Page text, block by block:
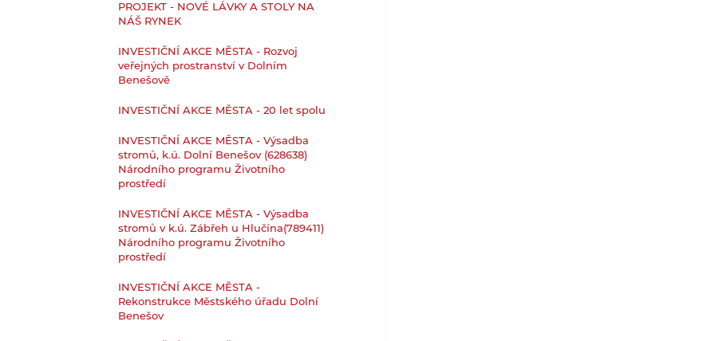
PROJEKT - NOVÉ LÁVKY A STOLY NA
NÁŠ RYNEK
INVESTIČNÍ AKCE MĚSTA - Rozvoj
veřejných prostranství v Dolním
Benešově
INVESTIČNÍ AKCE MĚSTA - 20 let spolu
INVESTIČNÍ AKCE MĚSTA - Výsadba
stromů, k.ú. Dolní Benešov (628638)
Národního programu Životního
prostředí
INVESTIČNÍ AKCE MĚSTA - Výsadba
stromů v k.ú. Zábřeh u Hlučína(789411)
Národního programu Životního
prostředí
INVESTIČNÍ AKCE MĚSTA -
Rekonstrukce Městského úřadu Dolní
Benešov